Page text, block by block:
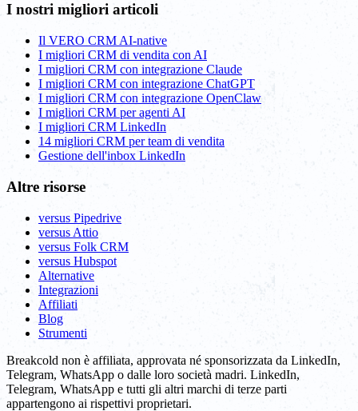
I nostri migliori articoli
Il VERO CRM AI-native
I migliori CRM di vendita con AI
I migliori CRM con integrazione Claude
I migliori CRM con integrazione ChatGPT
I migliori CRM con integrazione OpenClaw
I migliori CRM per agenti AI
I migliori CRM LinkedIn
14 migliori CRM per team di vendita
Gestione dell'inbox LinkedIn
Altre risorse
versus Pipedrive
versus Attio
versus Folk CRM
versus Hubspot
Alternative
Integrazioni
Affiliati
Blog
Strumenti
Breakcold non è affiliata, approvata né sponsorizzata da LinkedIn,
Telegram, WhatsApp o dalle loro società madri. LinkedIn,
Telegram, WhatsApp e tutti gli altri marchi di terze parti
appartengono ai rispettivi proprietari.